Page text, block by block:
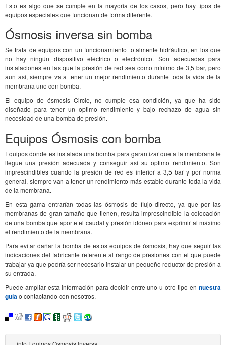
Esto es algo que se cumple en la mayoría de los casos, pero hay tipos de
equipos especiales que funcionan de forma diferente.
Ósmosis inversa sin bomba
Se trata de equipos con un funcionamiento totalmente hidráulico, en los que
no hay ningún dispositivo eléctrico o electrónico. Son adecuadas para
instalaciones en las que la presión de red sea como mínimo de 3,5 bar, pero
aun así, siempre va a tener un mejor rendimiento durante toda la vida de la
membrana uno con bomba.
El equipo de ósmosis Circle, no cumple esa condición, ya que ha sido
diseñado para tener un optimo rendimiento y bajo rechazo de agua sin
necesidad de una bomba de presión.
Equipos Ósmosis con bomba
Equipos donde es instalada una bomba para garantizar que a la membrana le
llegue una presión adecuada y conseguir así su optimo rendimiento. Son
imprescindibles cuando la presión de red es inferior a 3,5 bar y por norma
general, siempre van a tener un rendimiento más estable durante toda la vida
de la membrana.
En esta gama entrarían todas las ósmosis de flujo directo, ya que por las
membranas de gran tamaño que tienen, resulta imprescindible la colocación
de una bomba que aporte el caudal y presión idóneo para exprimir al máximo
el rendimiento de la membrana.
Para evitar dañar la bomba de estos equipos de ósmosis, hay que seguir las
indicaciones del fabricante referente al rango de presiones con el que puede
trabajar ya que podría ser necesario instalar un pequeño reductor de presión a
su entrada.
Puede ampliar esta información para decidir entre uno u otro tipo en nuestra
guía o contactando con nosotros.